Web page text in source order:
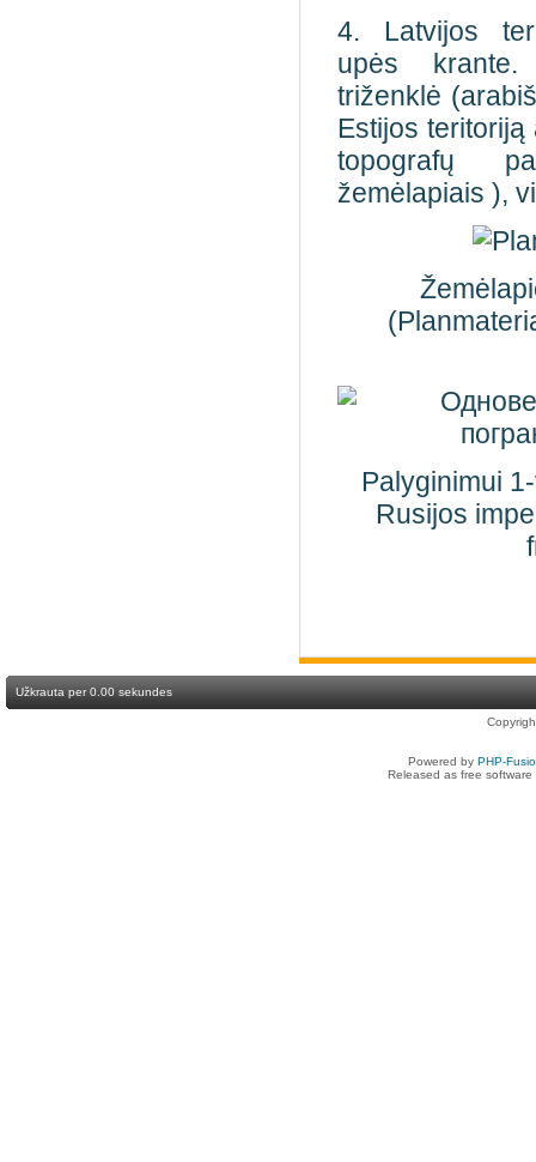
4. Latvijos
upės krante.
triženklė
Estijos
topografų
žemėlapiais ),
Palyginimui
Rusijos
Užkrauta per 0.00 sekundes
Powered by PHP-
Released as free